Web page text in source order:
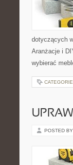
dotyczących
Aranżacje i
wybierać
POSTED